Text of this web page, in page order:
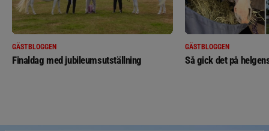
GÄSTBLOGGEN
Finaldag med jubileumsutställning
GÄSTBLOGGEN
Så gick det på